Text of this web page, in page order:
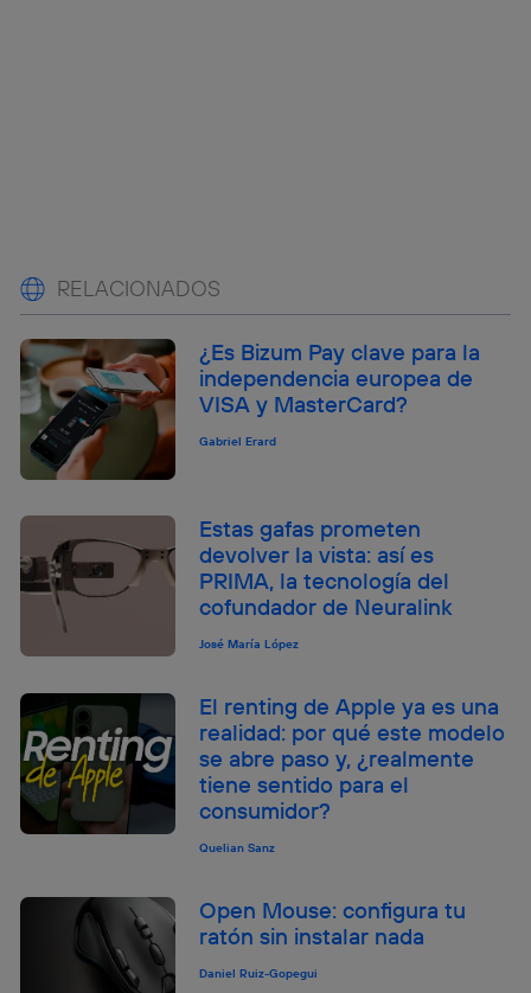
RELACIONADOS
¿Es Bizum Pay clave para la
independencia europea de
VISA y MasterCard?
Gabriel Erard
Estas gafas prometen
devolver la vista: así es
PRIMA, la tecnología del
cofundador de Neuralink
José María López
El renting de Apple ya es una
realidad: por qué este modelo
se abre paso y, ¿realmente
tiene sentido para el
consumidor?
Quelian Sanz
Open Mouse: configura tu
ratón sin instalar nada
Daniel Ruiz-Gopegui